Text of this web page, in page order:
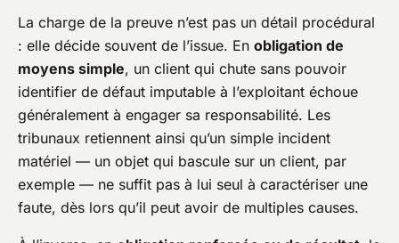
La charge de la preuve n’est pas un détail procédural
: elle décide souvent de l’issue. En obligation de
moyens simple, un client qui chute sans pouvoir
identifier de défaut imputable à l’exploitant échoue
généralement à engager sa responsabilité. Les
tribunaux retiennent ainsi qu’un simple incident
matériel — un objet qui bascule sur un client, par
exemple — ne suffit pas à lui seul à caractériser une
faute, dès lors qu’il peut avoir de multiples causes.